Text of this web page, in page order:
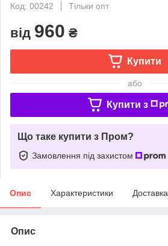
Код: 00242
Тільки опт
від 960 ₴
Купити
або
Купити з
Що таке купити з Пром?
Замовлення під захистом
Опис Характеристики Доставка
Опис